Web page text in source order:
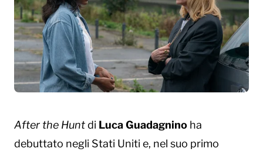
After the Huntdi Luca Guadagnino ha
debuttato negli Stati Uniti e, nel suo primo